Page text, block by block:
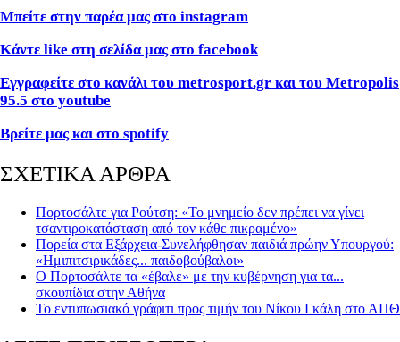
Μπείτε στην παρέα μας στο instagram
Κάντε like στη σελίδα μας στο facebook
Εγγραφείτε στο κανάλι του metrosport.gr και του Metropolis
95.5 στο youtube
Βρείτε μας και στο spotify
ΣΧΕΤΙΚΑ ΑΡΘΡΑ
Πορτοσάλτε για Ρούτση: «Το μνημείο δεν πρέπει να γίνει
τσαντιροκατάσταση από τον κάθε πικραμένο»
Πορεία στα Εξάρχεια-Συνελήφθησαν παιδιά πρώην Υπουργού:
«Ημιπιτσιρικάδες... παιδοβούβαλοι»
Ο Πορτοσάλτε τα «έβαλε» με την κυβέρνηση για τα...
σκουπίδια στην Αθήνα
Το εντυπωσιακό γράφιτι προς τιμήν του Νίκου Γκάλη στο ΑΠΘ